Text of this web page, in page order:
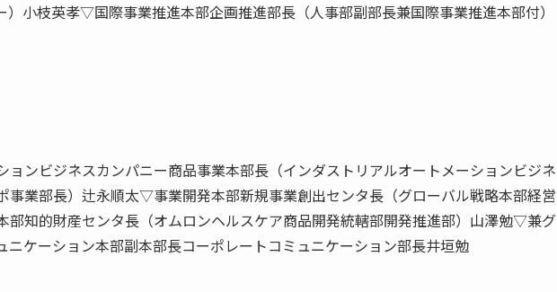
）小枝英孝▽国際事業推進本部企画推進部長（人事部副部長兼国際事業推進本部付）
ンビジネスカンパニー商品事業本部長（インダストリアルオートメーションビジネ
事業部長）辻永順太▽事業開発本部新規事業創出センタ長（グローバル戦略本部経営
知的財産センタ長（オムロンヘルスケア商品開発統轄部開発推進部）山澤勉▽兼グ
ニケーション本部副本部長コーポレートコミュニケーション部長井垣勉